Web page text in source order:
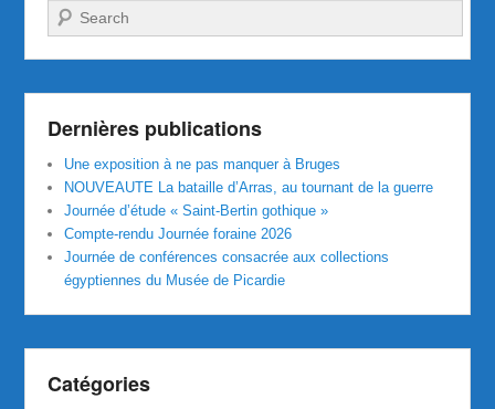
Recherche
Dernières publications
Une exposition à ne pas manquer à Bruges
NOUVEAUTE La bataille d’Arras, au tournant de la guerre
Journée d’étude « Saint-Bertin gothique »
Compte-rendu Journée foraine 2026
Journée de conférences consacrée aux collections
égyptiennes du Musée de Picardie
Catégories